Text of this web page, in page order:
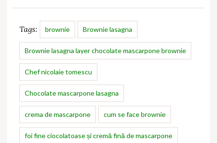
Tags: brownie Brownie lasagna
Brownie lasagna layer chocolate mascarpone brownie
Chef nicolaie tomescu
Chocolate mascarpone lasagna
crema de mascarpone cum se face brownie
foi fine ciocolatoase și cremă fină de mascarpone